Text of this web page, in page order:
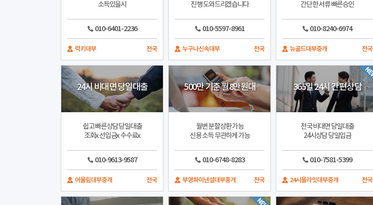
소득있을시
010-6401-2236
럭키대부 전국
진행 도와드리겠습니다
010-5597-8961
누구나신속대부 전국
간단한 서류 빠른승인
010-8240-6974
뉴골드대부중개 전국
24시 비대면 당일대출
쉽고 빠른상담 당일대출
조회x 선입금x 수수료x
010-9613-9587
어울림대부중개 전국
500만 기준 월8만원대
월변 분할상환 가능
신용 소득 무관하게 가능
010-6748-8283
부영파이낸셜대부중개 전국
365일 24시 간편상담
전국 비대면 당일대출
24시상담 당일입금
010-7581-5399
24시올라잇대부중개 전국